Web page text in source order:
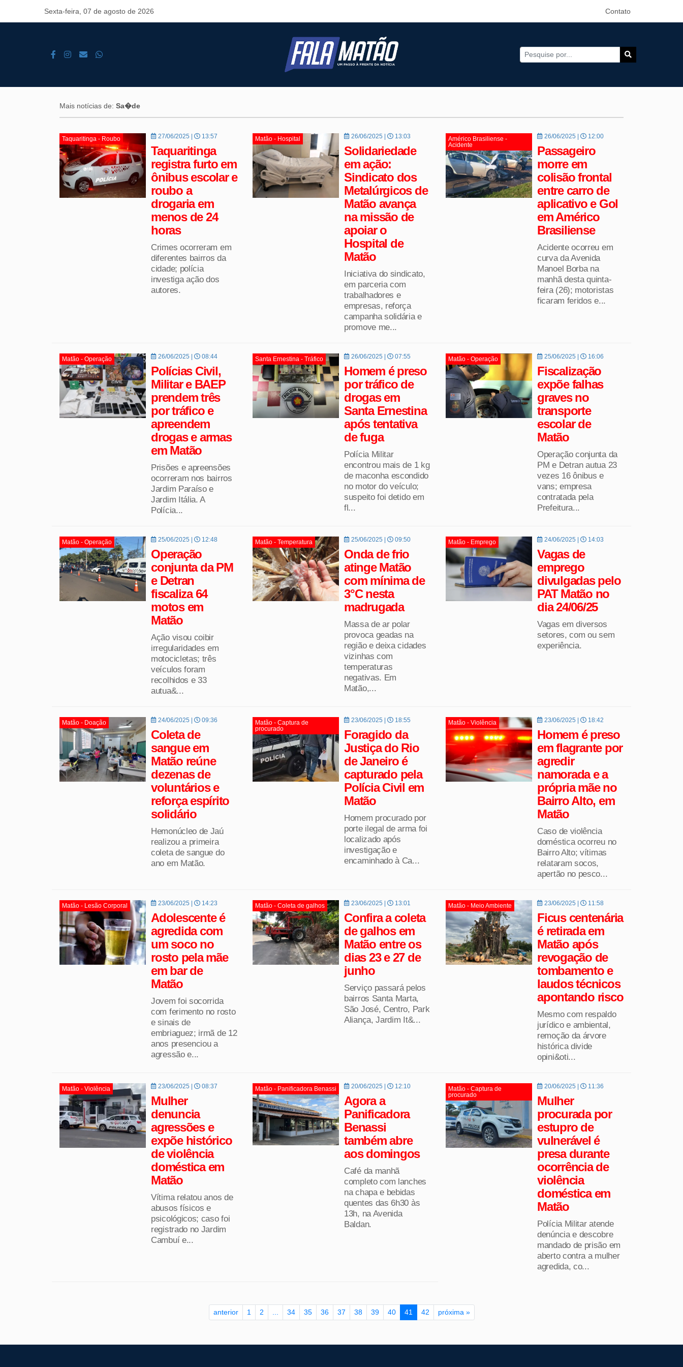
Sexta-feira, 07 de agosto de 2026 Contato
Mais notícias de: Sa�de
Taquaritinga - Roubo 27/06/2025 | 13:57
Taquaritinga
registra furto em
ônibus escolar e
roubo a
drogaria em
menos de 24
horas
Crimes ocorreram em
diferentes bairros da
cidade; polícia
investiga ação dos
autores.
Matão - Hospital 26/06/2025 | 13:03
Solidariedade
em ação:
Sindicato dos
Metalúrgicos de
Matão avança
na missão de
apoiar o
Hospital de
Matão
Iniciativa do sindicato,
em parceria com
trabalhadores e
empresas, reforça
campanha solidária e
promove me...
Américo Brasiliense -
Acidente
26/06/2025 | 12:00
Passageiro
morre em
colisão frontal
entre carro de
aplicativo e Gol
em Américo
Brasiliense
Acidente ocorreu em
curva da Avenida
Manoel Borba na
manhã desta quinta-
feira (26); motoristas
ficaram feridos e...
Matão - Operação 26/06/2025 | 08:44
Polícias Civil,
Militar e BAEP
prendem três
por tráfico e
apreendem
drogas e armas
em Matão
Prisões e apreensões
ocorreram nos bairros
Jardim Paraíso e
Jardim Itália. A
Polícia...
Santa Ernestina - Tráfico 26/06/2025 | 07:55
Homem é preso
por tráfico de
drogas em
Santa Ernestina
após tentativa
de fuga
Polícia Militar
encontrou mais de 1 kg
de maconha escondido
no motor do veículo;
suspeito foi detido em
fl...
Matão - Operação 25/06/2025 | 16:06
Fiscalização
expõe falhas
graves no
transporte
escolar de
Matão
Operação conjunta da
PM e Detran autua 23
vezes 16 ônibus e
vans; empresa
contratada pela
Prefeitura...
Matão - Operação 25/06/2025 | 12:48
Operação
conjunta da PM
e Detran
fiscaliza 64
motos em
Matão
Ação visou coibir
irregularidades em
motocicletas; três
veículos foram
recolhidos e 33
autua&...
Matão - Temperatura 25/06/2025 | 09:50
Onda de frio
atinge Matão
com mínima de
3°C nesta
madrugada
Massa de ar polar
provoca geadas na
região e deixa cidades
vizinhas com
temperaturas
negativas. Em
Matão,...
Matão - Emprego 24/06/2025 | 14:03
Vagas de
emprego
divulgadas pelo
PAT Matão no
dia 24/06/25
Vagas em diversos
setores, com ou sem
experiência.
Matão - Doação 24/06/2025 | 09:36
Coleta de
sangue em
Matão reúne
dezenas de
voluntários e
reforça espírito
solidário
Hemonúcleo de Jaú
realizou a primeira
coleta de sangue do
ano em Matão.
Matão - Captura de
procurado
23/06/2025 | 18:55
Foragido da
Justiça do Rio
de Janeiro é
capturado pela
Polícia Civil em
Matão
Homem procurado por
porte ilegal de arma foi
localizado após
investigação e
encaminhado à Ca...
Matão - Violência 23/06/2025 | 18:42
Homem é preso
em flagrante por
agredir
namorada e a
própria mãe no
Bairro Alto, em
Matão
Caso de violência
doméstica ocorreu no
Bairro Alto; vítimas
relataram socos,
apertão no pesco...
Matão - Lesão Corporal 23/06/2025 | 14:23
Adolescente é
agredida com
um soco no
rosto pela mãe
em bar de
Matão
Jovem foi socorrida
com ferimento no rosto
e sinais de
embriaguez; irmã de 12
anos presenciou a
agressão e...
Matão - Coleta de galhos 23/06/2025 | 13:01
Confira a coleta
de galhos em
Matão entre os
dias 23 e 27 de
junho
Serviço passará pelos
bairros Santa Marta,
São José, Centro, Park
Aliança, Jardim It&...
Matão - Meio Ambiente 23/06/2025 | 11:58
Ficus centenária
é retirada em
Matão após
revogação de
tombamento e
laudos técnicos
apontando risco
Mesmo com respaldo
jurídico e ambiental,
remoção da árvore
histórica divide
opini&oti...
Matão - Violência 23/06/2025 | 08:37
Mulher
denuncia
agressões e
expõe histórico
de violência
doméstica em
Matão
Vítima relatou anos de
abusos físicos e
psicológicos; caso foi
registrado no Jardim
Cambuí e...
Matão - Panificadora Benassi 20/06/2025 | 12:10
Agora a
Panificadora
Benassi
também abre
aos domingos
Café da manhã
completo com lanches
na chapa e bebidas
quentes das 6h30 às
13h, na Avenida
Baldan.
Matão - Captura de
procurado
20/06/2025 | 11:36
Mulher
procurada por
estupro de
vulnerável é
presa durante
ocorrência de
violência
doméstica em
Matão
Polícia Militar atende
denúncia e descobre
mandado de prisão em
aberto contra a mulher
agredida, co...
anterior 1 2 34 35 36 37 38 39 40 41 42 próxima »